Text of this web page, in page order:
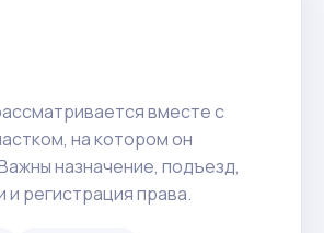
вместе с
на котором он
назначение, подъезд,
и регистрация права.